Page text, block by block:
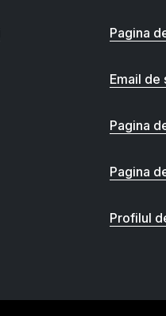
Pagina
Email de
Pagina
Pagina
Profilul